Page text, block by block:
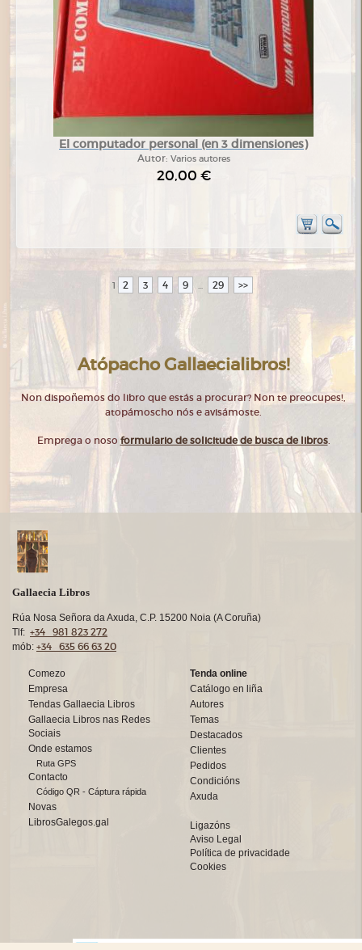
El computador personal (en 3 dimensiones)
Autor: Varios autores
20,00 €
1 2 3 4 9 ... 29 >>
Atópacho Gallaecialibros!
Non dispoñemos do libro que estás a procurar? Non te preocupes!,
atopámoscho nós e avisámoste.
Emprega o noso formulario de solicitude de busca de libros.
Gallaecia Libros
Rúa Nosa Señora da Axuda, C.P. 15200 Noia (A Coruña)
Tlf: +34 981 823 272
mób: +34 635 66 63 20
Comezo
Empresa
Tendas Gallaecia Libros
Gallaecia Libros nas Redes
Sociais
Onde estamos
Ruta GPS
Contacto
Código QR - Cáptura rápida
Novas
LibrosGalegos.gal
Tenda online
Catálogo en liña
Autores
Temas
Destacados
Clientes
Pedidos
Condicións
Axuda
Ligazóns
Aviso Legal
Política de privacidade
Cookies